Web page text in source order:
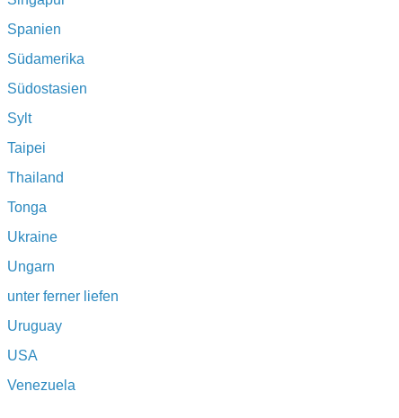
Spanien
Südamerika
Südostasien
Sylt
Taipei
Thailand
Tonga
Ukraine
Ungarn
unter ferner liefen
Uruguay
USA
Venezuela